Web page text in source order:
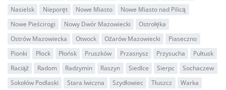
Nasielsk
Nieporęt Nowe Miasto
Nowe Miasto nad Pilicą
Nowe Pieścirogi
Nowy Dwór Mazowiecki
Ostrołęka
Ostrów Mazowiecka
Otwock Ożarów Mazowiecki
Piaseczno
Pionki
Płock Płońsk Pruszków Przasnysz Przysucha
Pułtusk
Raciąż
Radom Radzymin Raszyn Siedlce Sierpc
Sochaczew
Sokołów Podlaski
Stara Iwiczna Szydłowiec Tłuszcz
Warka